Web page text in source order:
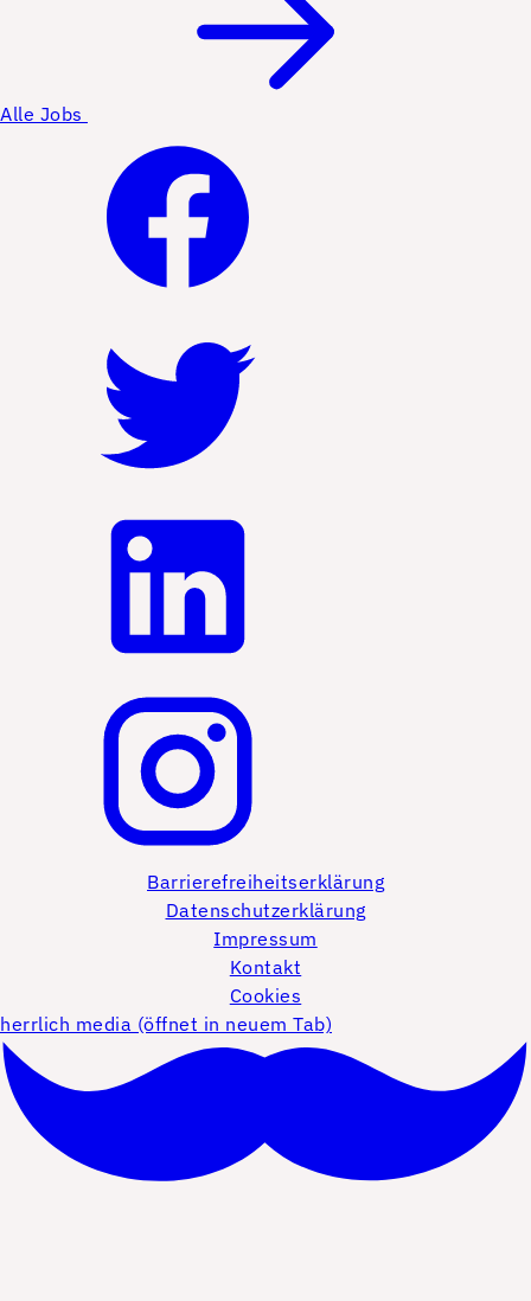
Alle Jobs
Barrierefreiheitserklärung
Datenschutzerklärung
Impressum
Kontakt
Cookies
herrlich media (öffnet in neuem Tab)